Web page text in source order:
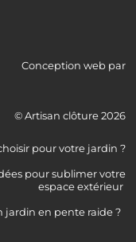
Conception web par
© Artisan clôture 2026
pour votre jardin ?
pour sublimer votre
espace extérieur
en pente raide ?